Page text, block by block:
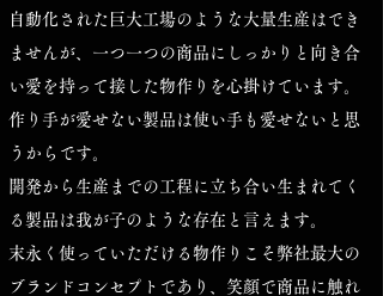
自動化された巨大工場のような大量生産はでき
ませんが、一つ一つの商品にしっかりと向き合
い愛を持って接した物作りを心掛けています。
​作り手が愛せない製品は使い手も愛せないと思
うからです。
開発から生産までの工程に立ち合い生まれてく
る製品は我が子のような存在と言えます。
​末永く使っていただける物作りこそ弊社最大の
ブランドコンセプトであり、笑顔で商品に触れ